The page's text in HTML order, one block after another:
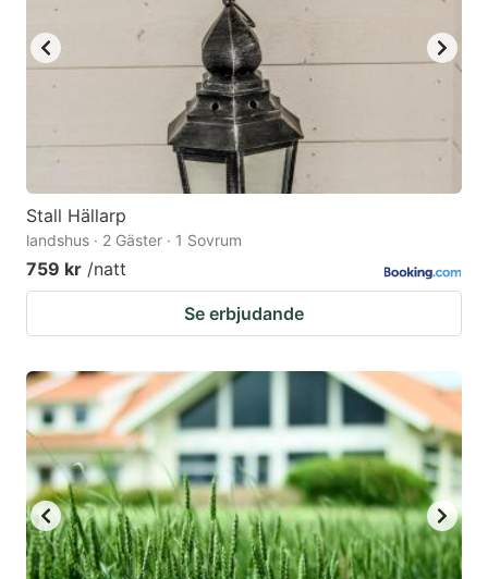
keyboard
shortcuts
for
changing
dates.
key
to
get
the
keyboard
shortcuts
Stall Hällarp
landshus · 2 Gäster · 1 Sovrum
759 kr /natt
Se erbjudande